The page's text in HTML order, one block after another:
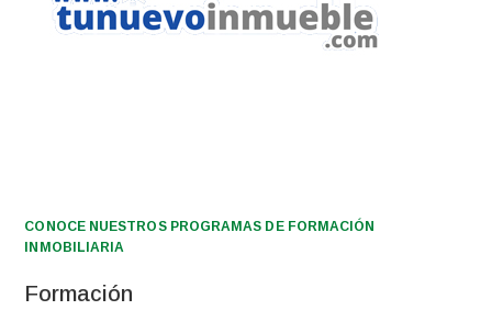
CONOCE NUESTROS PROGRAMAS DE FORMACIÓN
INMOBILIARIA
Formación